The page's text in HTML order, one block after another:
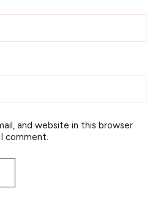
and website in this browser
comment.